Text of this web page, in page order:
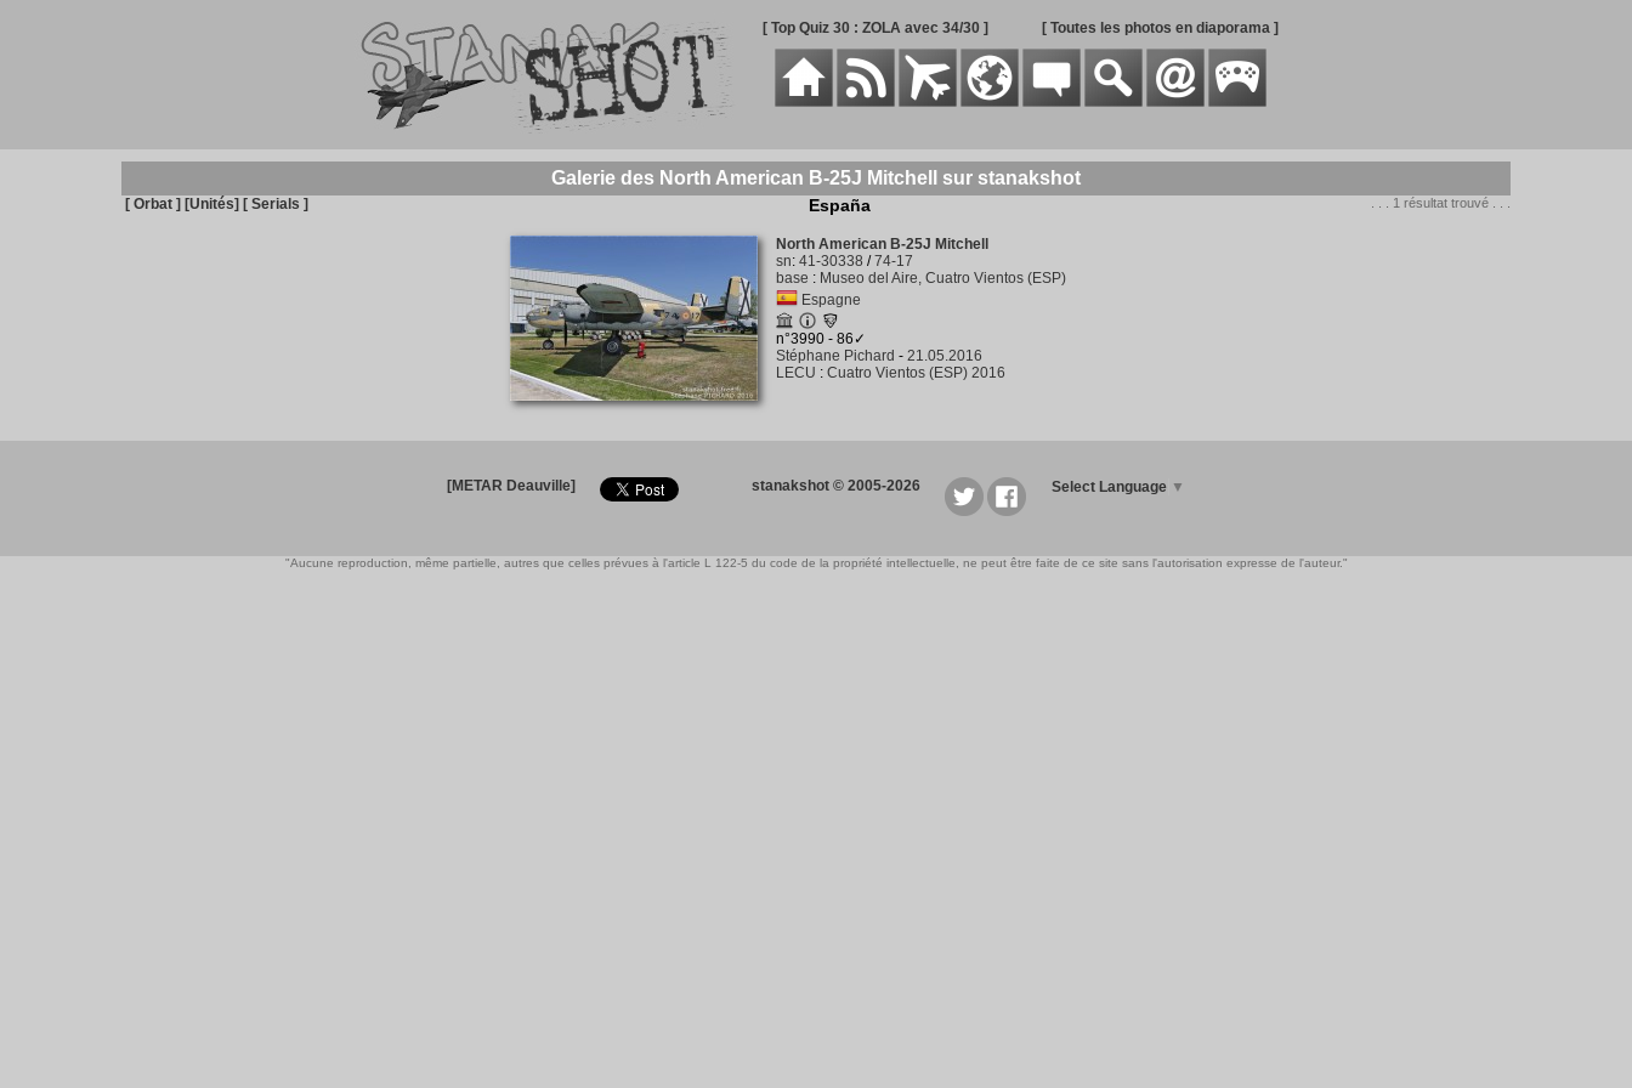
[ Top Quiz 30 : ZOLA avec 34/30 ] [ Toutes les photos en diaporama ]
Galerie des North American B-25J Mitchell sur stanakshot
[ Orbat ] [Unités] [ Serials ] España . . . 1 résultat trouvé . . .
North American B-25J Mitchell
sn: 41-30338 /74-17
base : Museo del Aire, Cuatro Vientos (ESP)
Espagne
n°3990 - 86✓
Stéphane Pichard - 21.05.2016
LECU : Cuatro Vientos (ESP) 2016
[METAR Deauville] stanakshot © 2005-2026 Select Language ▼
"Aucune reproduction, même partielle, autres que celles prévues à l'article L 122-5 du code de la propriété intellectuelle, ne peut être faite de ce site sans l'autorisation expresse de l'auteur."